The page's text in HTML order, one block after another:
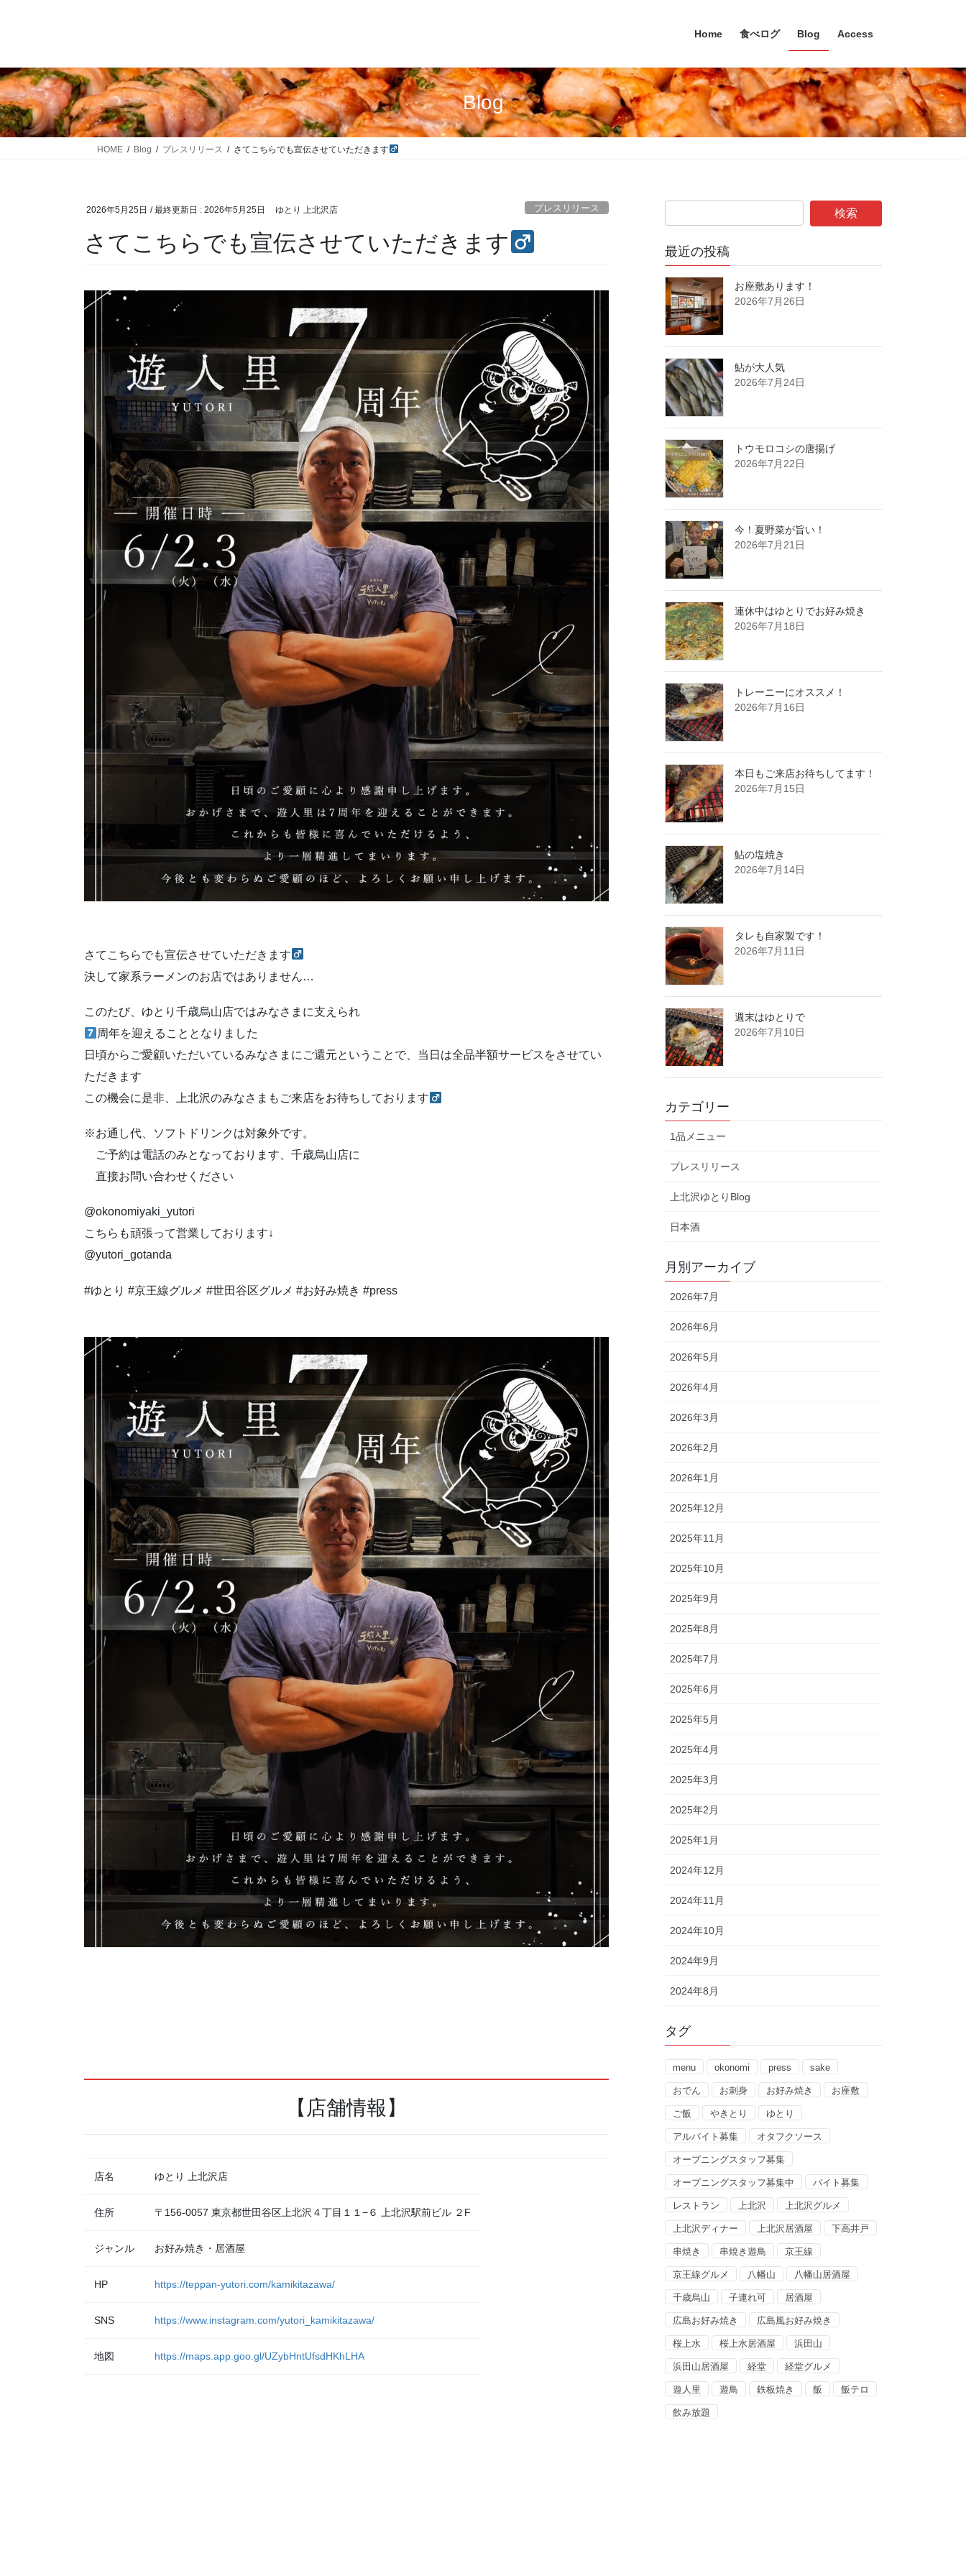
ツ
に
移
動
シ
ョ
ン
に
Home 食べログ Blog Access
Blog
HOME Blog プレスリリース さてこちらでも宣伝させていただきます‍
2026年5月25日 / 最終更新日 : 2026年5月25日 ゆとり 上北沢店 プレスリリース
さてこちらでも宣伝させていただきます‍
さてこちらでも宣伝させていただきます‍
決して家系ラーメンのお店ではありません…
このたび、ゆとり千歳烏山店ではみなさまに支えられ
周年を迎えることとなりました
日頃からご愛顧いただいているみなさまにご還元ということで、当日は全品半額サービスをさせてい
ただきます
この機会に是非、上北沢のみなさまもご来店をお待ちしております‍
※お通し代、ソフトドリンクは対象外です。
ご予約は電話のみとなっております、千歳烏山店に
直接お問い合わせください
@okonomiyaki_yutori
こちらも頑張って営業しております↓
@yutori_gotanda
#ゆとり #京王線グルメ #世田谷区グルメ #お好み焼き #press
【店舗情報】
店名 ゆとり 上北沢店
住所 〒156-0057 東京都世田谷区上北沢４丁目１１−６ 上北沢駅前ビル ２F
ジャンル お好み焼き・居酒屋
HP https://teppan-yutori.com/kamikitazawa/
SNS https://www.instagram.com/yutori_kamikitazawa/
地図 https://maps.app.goo.gl/UZybHntUfsdHKhLHA
最近の投稿
お座敷あります！
2026年7月26日
鮎が大人気️
2026年7月24日
トウモロコシの唐揚げ
2026年7月22日
今！夏野菜が旨い！
2026年7月21日
連休中はゆとりでお好み焼き
2026年7月18日
トレーニーにオススメ！
2026年7月16日
本日もご来店お待ちしてます！
2026年7月15日
鮎の塩焼き
2026年7月14日
タレも自家製です！
2026年7月11日
週末はゆとりで
2026年7月10日
カテゴリー
1品メニュー
プレスリリース
上北沢ゆとりBlog
日本酒
月別アーカイブ
2026年7月
2026年6月
2026年5月
2026年4月
2026年3月
2026年2月
2026年1月
2025年12月
2025年11月
2025年10月
2025年9月
2025年8月
2025年7月
2025年6月
2025年5月
2025年4月
2025年3月
2025年2月
2025年1月
2024年12月
2024年11月
2024年10月
2024年9月
2024年8月
タグ
menu okonomi press sake
おでん お刺身 お好み焼き お座敷
ご飯 やきとり ゆとり
アルバイト募集 オタフクソース
オープニングスタッフ募集
オープニングスタッフ募集中 バイト募集
レストラン 上北沢 上北沢グルメ
上北沢ディナー 上北沢居酒屋 下高井戸
串焼き 串焼き遊鳥 京王線
京王線グルメ 八幡山 八幡山居酒屋
千歳烏山 子連れ可 居酒屋
広島お好み焼き 広島風お好み焼き
桜上水 桜上水居酒屋 浜田山
浜田山居酒屋 経堂 経堂グルメ
遊人里 遊鳥 鉄板焼き 飯 飯テロ
飲み放題